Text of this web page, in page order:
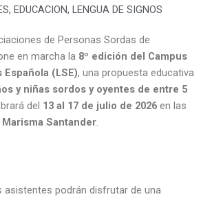
,EDUCACION,LENGUA DE SIGNOS
de Personas Sordas de
en marcha la 8º edición del Campus
(LSE), una propuesta educativa
y niñas sordos y oyentes de entre 5
del 13 al 17 de julio de 2026 en las
Marisma Santander.
asistentes podrán disfrutar de una